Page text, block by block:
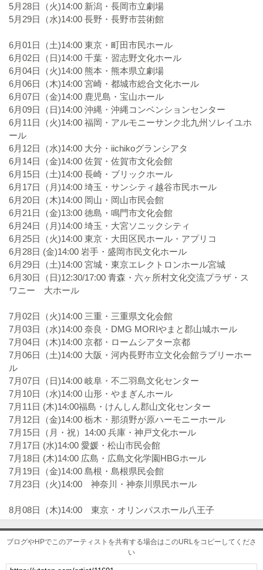
5月28日（火)14:00 新潟・長岡市立劇場
5月29日（水)14:00 長野・長野市芸術館
6月01日（土)14:00 東京・町田市民ホール
6月02日（日)14:00 千葉・習志野文化ホール
6月04日（火)14:00 熊本・熊本県立劇場
6月06日（木)14:00 宮崎・都城市総合文化ホール
6月07日（金)14:00 鹿児島・宝山ホール
6月09日（日)14:00 沖縄・沖縄コンベンションセンター
6月11日（火)14:00 福岡・アルモニーサンク北九州ソレイユホ
ール
6月12日（水)14:00 大分・iichikoグランシアタ
6月14日（金)14:00 佐賀・佐賀市文化会館
6月15日（土)14:00 長崎・ブリックホール
6月17日（月)14:00 埼玉・サンシティ越谷市民ホール
6月20日（木)14:00 岡山・岡山市民会館
6月21日（金)13:00 徳島・鳴門市文化会館
6月24日（月)14:00 埼玉・大宮ソニックシティ
6月25日（火)14:00 東京・大田区民ホール・アプリコ
6月28日 (金)14:00 岩手・盛岡市民文化ホール
6月29日（土)14:00 宮城・東京エレクトロンホール宮城
6月30日（日)12:30/17:00 青森・六ヶ所村文化交流プラザ・ス
ワニー 大ホール
7月02日（火)14:00 三重・三重県文化会館
7月03日（水)14:00 奈良・DMG MORIやまと郡山城ホール
7月04日（木)14:00 京都・ロームシアター京都
7月06日（土)14:00 大阪・河内長野市立文化会館ラブリーホー
ル
7月07日（日)14:00 岐阜・不二羽島文化センター
7月10日（水)14:00 山形・やまぎんホール
7月11日 (木)14:00福島・けんしん郡山文化センター
7月12日（金)14:00 栃木・那須野が原ハーモニーホール
7月15日（月・祝）14:00 兵庫・神戸文化ホール
7月17日 (水)14:00 愛媛・松山市民会館
7月18日 (木)14:00 広島・広島文化学園HBGホール
7月19日（金)14:00 島根・島根県民会館
7月23日（火)14:00 神奈川・神奈川県民ホール
8月08日（木)14:00 東京・オリンパスホール八王子
ブログやHPでこのアーティストを共有する場合はこのURLをコピーしてくださ
い